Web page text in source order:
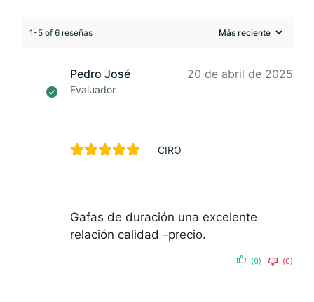
1-5 of 6 reseñas
Pedro José
Evaluador
20 de abril de 2025
CIRO
Gafas de duración una excelente
relación calidad -precio.
(0) (0)